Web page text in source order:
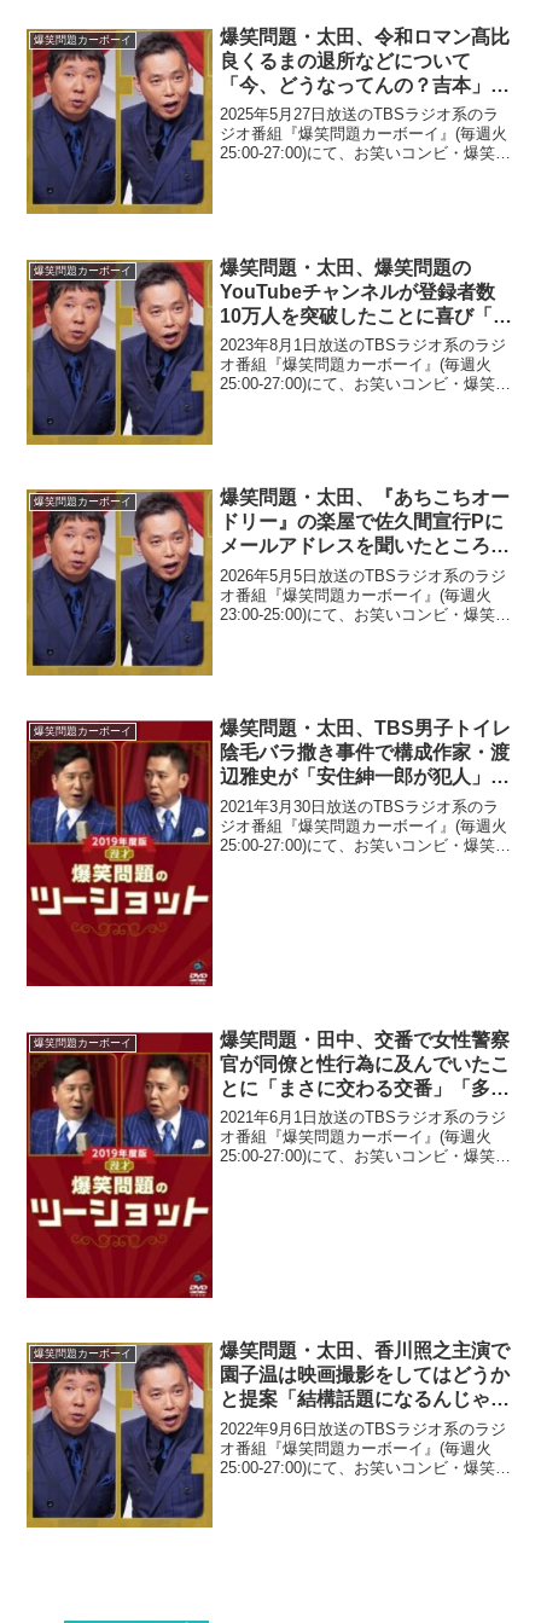
爆笑問題カーボーイ
爆笑問題・太田、令和ロマン髙比
良くるまの退所などについて
「今、どうなってんの？吉本」と
発言
2025年5月27日放送のTBSラジオ系のラ
ジオ番組『爆笑問題カーボーイ』(毎週火
25:00-27:00)にて、お笑いコンビ・爆笑問
爆笑問題カーボーイ
爆笑問題・太田、爆笑問題の
YouTubeチャンネルが登録者数
10万人を突破したことに喜び「や
っぱ嬉しいもんだね」
2023年8月1日放送のTBSラジオ系のラジ
オ番組『爆笑問題カーボーイ』(毎週火
25:00-27:00)にて、お笑いコンビ・爆笑問
爆笑問題カーボーイ
爆笑問題・太田、『あちこちオー
ドリー』の楽屋で佐久間宣行Pに
メールアドレスを聞いたところ
「すっとぼけ」られてしまったと
告白「佐久間君、アドレス教え
て」
2026年5月5日放送のTBSラジオ系のラジ
オ番組『爆笑問題カーボーイ』(毎週火
23:00-25:00)にて、お笑いコンビ・爆笑問
爆笑問題カーボーイ
爆笑問題・太田、TBS男子トイレ
陰毛バラ撒き事件で構成作家・渡
辺雅史が「安住紳一郎が犯人」と
睨んでいると明かす「伊集院さん
情報で、安住さんの腹黒さから考
えて…」
2021年3月30日放送のTBSラジオ系のラ
ジオ番組『爆笑問題カーボーイ』(毎週火
25:00-27:00)にて、お笑いコンビ・爆笑問
爆笑問題カーボーイ
爆笑問題・田中、交番で女性警察
官が同僚と性行為に及んでいたこ
とに「まさに交わる交番」「多目
的交番」と発言
2021年6月1日放送のTBSラジオ系のラジ
オ番組『爆笑問題カーボーイ』(毎週火
25:00-27:00)にて、お笑いコンビ・爆笑問
爆笑問題カーボーイ
爆笑問題・太田、香川照之主演で
園子温は映画撮影をしてはどうか
と提案「結構話題になるんじゃね
ぇかって思うんだよ」
2022年9月6日放送のTBSラジオ系のラジ
オ番組『爆笑問題カーボーイ』(毎週火
25:00-27:00)にて、お笑いコンビ・爆笑問